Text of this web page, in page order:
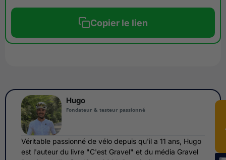
Copier le lien
Hugo
Fondateur & testeur passionné
Véritable passionné de vélo depuis qu'il a 11 ans, Hugo
est l'auteur du livre "C'est Gravel" et du média Gravel